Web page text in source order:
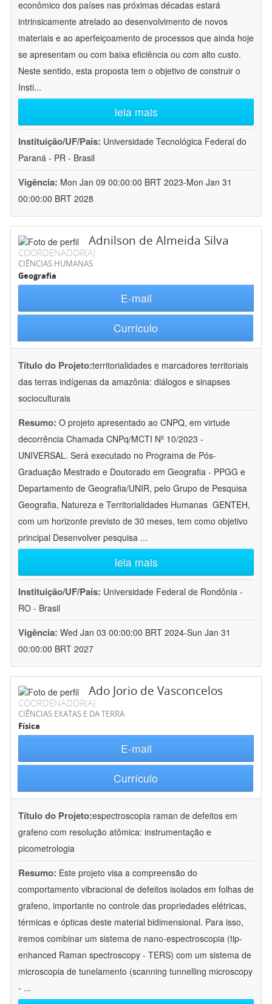
econômico dos países nas próximas décadas estará
intrinsicamente atrelado ao desenvolvimento de novos
materiais e ao aperfeiçoamento de processos que ainda hoje
se apresentam ou com baixa eficiência ou com alto custo.
Neste sentido, esta proposta tem o objetivo de construir o
Insti...
leia mais
Instituição/UF/País: Universidade Tecnológica Federal do
Paraná - PR - Brasil
Vigência: Mon Jan 09 00:00:00 BRT 2023-Mon Jan 31
00:00:00 BRT 2028
Adnilson de Almeida Silva
COORDENADOR(A)
CIÊNCIAS HUMANAS
Geografia
E-mail
Currículo
Título do Projeto:territorialidades e marcadores territoriais
das terras indígenas da amazônia: diálogos e sinapses
socioculturais
Resumo: O projeto apresentado ao CNPQ, em virtude
decorrência Chamada CNPq/MCTI Nº 10/2023 -
UNIVERSAL. Será executado no Programa de Pós-
Graduação Mestrado e Doutorado em Geografia - PPGG e
Departamento de Geografia/UNIR, pelo Grupo de Pesquisa
Geografia, Natureza e Territorialidades Humanas  GENTEH,
com um horizonte previsto de 30 meses, tem como objetivo
principal Desenvolver pesquisa ...
leia mais
Instituição/UF/País: Universidade Federal de Rondônia -
RO - Brasil
Vigência: Wed Jan 03 00:00:00 BRT 2024-Sun Jan 31
00:00:00 BRT 2027
Ado Jorio de Vasconcelos
COORDENADOR(A)
CIÊNCIAS EXATAS E DA TERRA
Física
E-mail
Currículo
Título do Projeto:espectroscopia raman de defeitos em
grafeno com resolução atômica: instrumentação e
picometrologia
Resumo: Este projeto visa a compreensão do
comportamento vibracional de defeitos isolados em folhas de
grafeno, importante no controle das propriedades elétricas,
térmicas e ópticas deste material bidimensional. Para isso,
iremos combinar um sistema de nano-espectroscopia (tip-
enhanced Raman spectroscopy - TERS) com um sistema de
microscopia de tunelamento (scanning tunnelling microscopy
- ...